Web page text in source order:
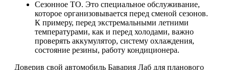
Сезонное ТО. Это специальное обслуживание,
которое организовывается перед сменой сезонов.
К примеру, перед экстремальными летними
температурами, как и перед холодами, важно
проверять аккумулятор, систему охлаждения,
состояние резины, работу кондиционера.
Доверив свой автомобиль Бавария Лаб для планового